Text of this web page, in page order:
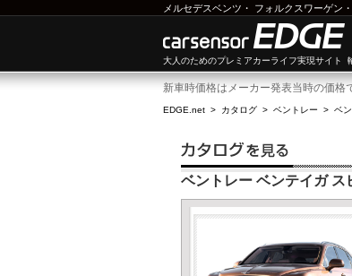
メルセデスベンツ ・ フォルクスワーゲン ・
大人のためのプレミアカーライフ実現サイト
新車時価格はメーカー発表当時の価格
EDGE.net > カタログ > ベントレー > ベ
ベントレー ベンテイガ ス